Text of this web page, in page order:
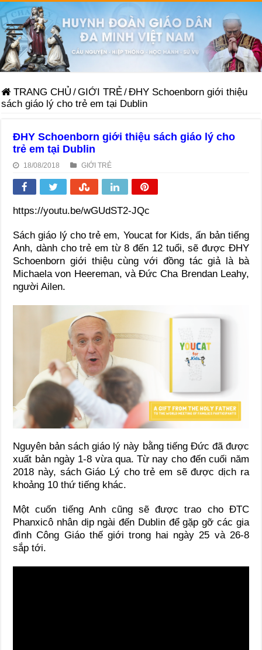
TRANG CHỦ /GIỚI TRẺ/ĐHY Schoenborn giới thiệu
sách giáo lý cho trẻ em tại Dublin
ĐHY Schoenborn giới thiệu sách giáo lý cho
trẻ em tại Dublin
18/08/2018 GIỚI TRẺ
https://youtu.be/wGUdST2-JQc
Sách giáo lý cho trẻ em, Youcat for Kids, ấn bản tiếng
Anh, dành cho trẻ em từ 8 đến 12 tuổi, sẽ được ĐHY
Schoenborn giới thiệu cùng với đồng tác giả là bà
Michaela von Heereman, và Đức Cha Brendan Leahy,
người Ailen.
Nguyên bản sách giáo lý này bằng tiếng Đức đã được
xuất bản ngày 1-8 vừa qua. Từ nay cho đến cuối năm
2018 này, sách Giáo Lý cho trẻ em sẽ được dịch ra
khoảng 10 thứ tiếng khác.
Một cuốn tiếng Anh cũng sẽ được trao cho ĐTC
Phanxicô nhân dịp ngài đến Dublin để gặp gỡ các gia
đình Công Giáo thế giới trong hai ngày 25 và 26-8
sắp tới.